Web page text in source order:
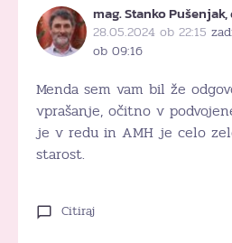
mag. Stanko Pušenjak,
28.05.2024 ob 22:15
ob 09:16
Menda sem vam bil že
vprašanje, očitno v
je v redu in AMH je celo
starost.
Citiraj